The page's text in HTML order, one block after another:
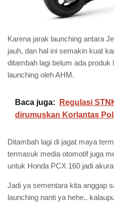
Karena jarak launching antara
jauh, dan hal ini semakin kuat
ditambah lagi belum ada produk
launching oleh AHM.
Baca juga:
Regulasi
dirumuskan Korlantas
Ditambah lagi di jagat maya
termasuk media otomotif juga
untuk Honda PCX 160 jadi
Jadi ya sementara kita anggap
launching nanti ya hehe..